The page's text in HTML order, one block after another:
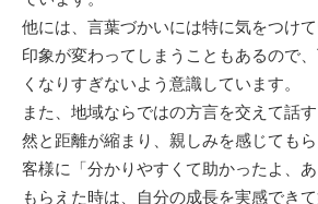
他には、言葉づかいには特に気をつけ
印象が変わってしまうこともあるので
くなりすぎないよう意識しています。
また、地域ならではの方言を交えて話
然と距離が縮まり、親しみを感じても
客様に「分かりやすくて助かったよ、
もらえた時は、自分の成長を実感できて